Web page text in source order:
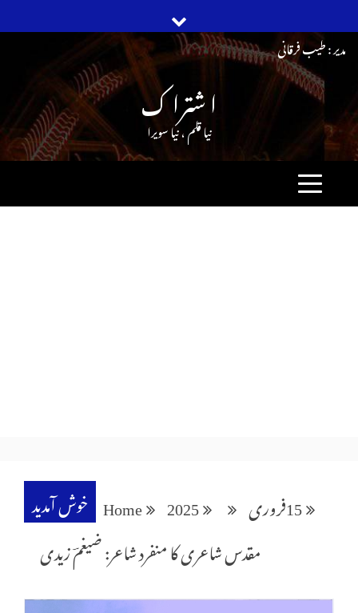
content
مدیر : طیب فرقانی
ا شترا ک
نیا قلم ، نیا سویرا
خوش آمدید Home 2025 فروری15
مقدس شاعری کا منفرد شاعر: ضیغمؔ زیدی